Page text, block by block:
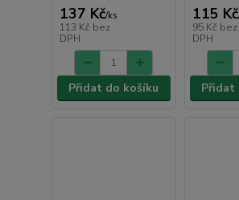
137 Kč/ks
113 Kč bez
DPH
Přidat do košíku
115 Kč
95 Kč bez
DPH
Přidat